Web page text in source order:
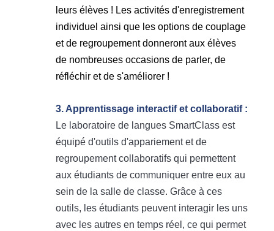
leurs élèves ! Les activités d'enregistrement
individuel ainsi que les options de couplage
et de regroupement donneront aux élèves
de nombreuses occasions de parler, de
réfléchir et de s'améliorer !
3. Apprentissage interactif et collaboratif :
Le laboratoire de langues SmartClass est
équipé d'outils d'appariement et de
regroupement collaboratifs qui permettent
aux étudiants de communiquer entre eux au
sein de la salle de classe. Grâce à ces
outils, les étudiants peuvent interagir les uns
avec les autres en temps réel, ce qui permet